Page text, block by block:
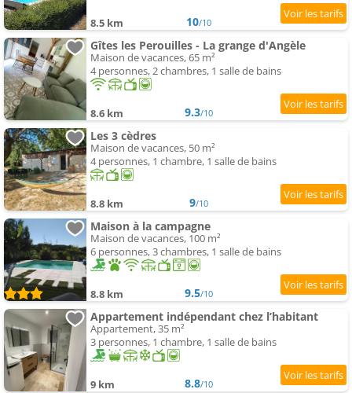
8.5 km 10/10
Gîtes les Perouilles - La grange d'Angèle
Maison de vacances, 65 m²
4 personnes, 2 chambres, 1 salle de bains
8.6 km 9.3/10
Les 3 cèdres
Maison de vacances, 50 m²
4 personnes, 1 chambre, 1 salle de bains
8.8 km 9/10
Maison à la campagne
Maison de vacances, 100 m²
6 personnes, 3 chambres, 1 salle de bains
8.8 km 9.5/10
Appartement indépendant chez l’habitant
Appartement, 35 m²
3 personnes, 1 chambre, 1 salle de bains
9 km 8.8/10